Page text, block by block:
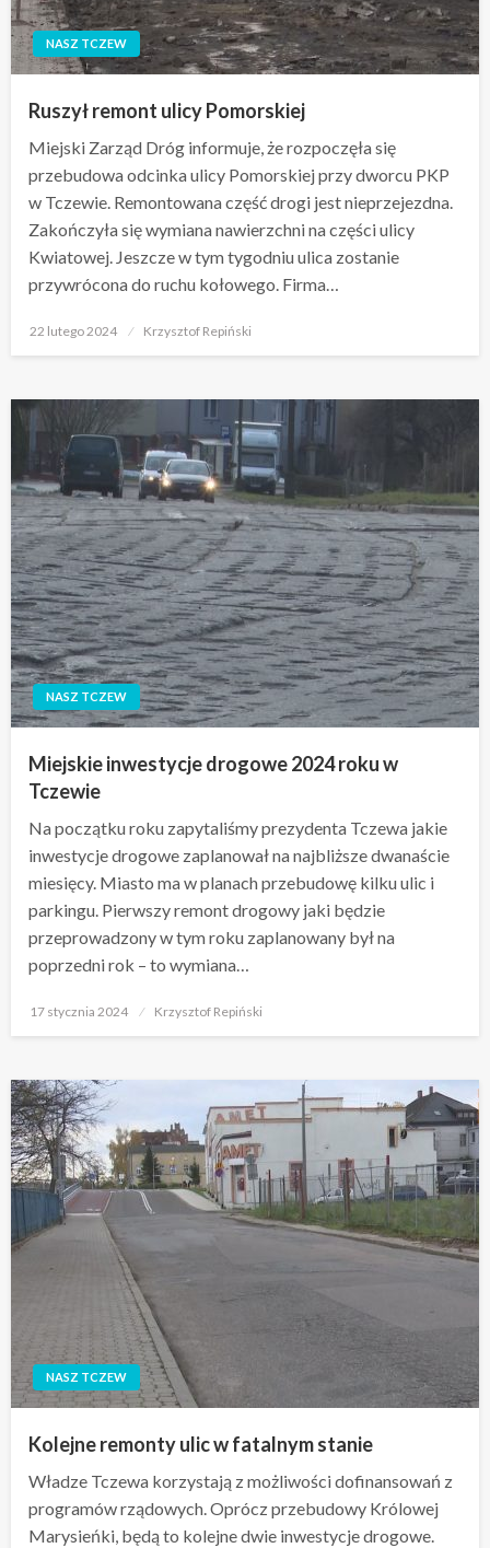
NASZ TCZEW
Ruszył remont ulicy Pomorskiej
Miejski Zarząd Dróg informuje, że rozpoczęła się
przebudowa odcinka ulicy Pomorskiej przy dworcu PKP
w Tczewie. Remontowana część drogi jest nieprzejezdna.
Zakończyła się wymiana nawierzchni na części ulicy
Kwiatowej. Jeszcze w tym tygodniu ulica zostanie
przywrócona do ruchu kołowego. Firma…
Opublikowane
22 lutego 2024 Krzysztof Repiński
NASZ TCZEW
Miejskie inwestycje drogowe 2024 roku w
Tczewie
Na początku roku zapytaliśmy prezydenta Tczewa jakie
inwestycje drogowe zaplanował na najbliższe dwanaście
miesięcy. Miasto ma w planach przebudowę kilku ulic i
parkingu. Pierwszy remont drogowy jaki będzie
przeprowadzony w tym roku zaplanowany był na
poprzedni rok – to wymiana…
Opublikowane
17 stycznia 2024 Krzysztof Repiński
NASZ TCZEW
Kolejne remonty ulic w fatalnym stanie
Władze Tczewa korzystają z możliwości dofinansowań z
programów rządowych. Oprócz przebudowy Królowej
Marysieńki, będą to kolejne dwie inwestycje drogowe.